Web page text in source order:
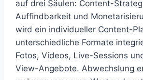
auf drei Säulen: Content-
Auffindbarkeit und
wird ein individueller Content-
unterschiedliche Formate
Fotos, Videos, Live-Sessions
View-Angebote. Abwechslung